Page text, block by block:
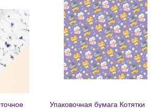
список
Добавить
в список
желаний
Упаковочная бумага Котятки